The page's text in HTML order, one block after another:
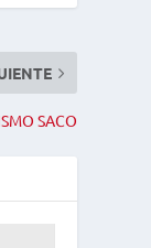
SACO